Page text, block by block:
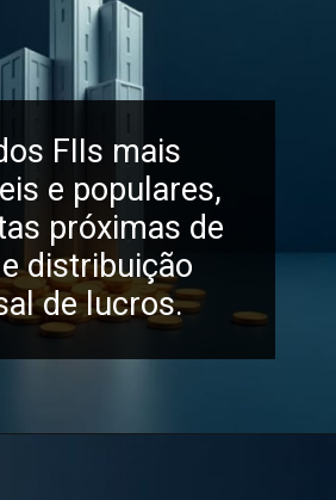
FIIs mais
e populares,
próximas de
distribuição
de lucros.